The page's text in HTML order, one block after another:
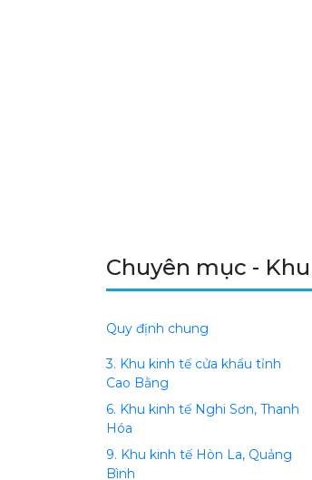
Chuyên mục -
Quy định chung
3. Khu kinh tế cửa khẩu tỉnh
Cao Bằng
6. Khu kinh tế Nghi Sơn, Thanh
Hóa
9. Khu kinh tế Hòn La, Quảng
Bình